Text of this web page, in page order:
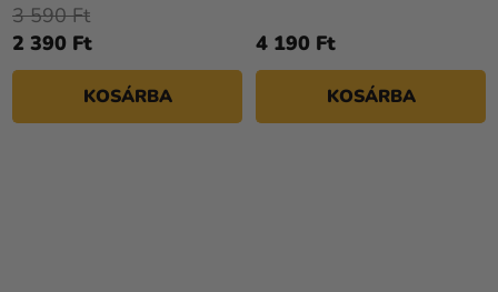
2 390 Ft
3 590 Ft
KOSÁRBA
4 190 Ft
KOSÁRBA